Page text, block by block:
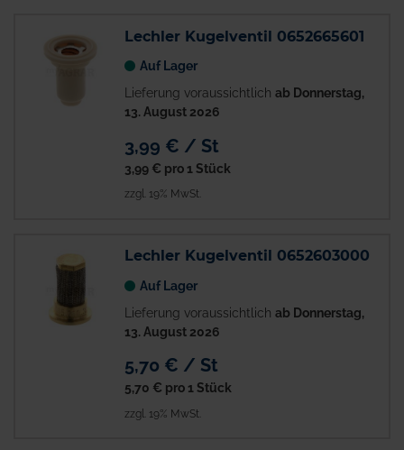
Lechler Kugelventil 0652665601
Auf Lager
Lieferung voraussichtlich ab Donnerstag,
13. August 2026
3,99 € / St
3,99 € pro 1 Stück
zzgl. 19% MwSt.
Lechler Kugelventil 0652603000
Auf Lager
Lieferung voraussichtlich ab Donnerstag,
13. August 2026
5,70 € / St
5,70 € pro 1 Stück
zzgl. 19% MwSt.